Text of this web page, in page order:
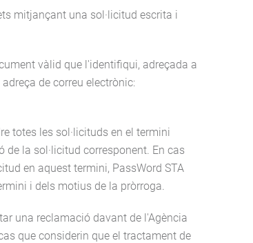
mitjançant una sol·licitud escrita i
vàlid que l'identifiqui, adreçada a
de correu electrònic:
totes les sol·licituds en el termini
la sol·licitud corresponent. En cas
en aquest termini, PassWord STA
i dels motius de la pròrroga.
una reclamació davant de l'Agència
que considerin que el tractament de